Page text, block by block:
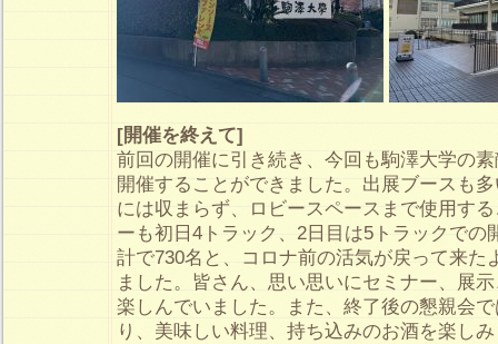
[開催を終えて]
前回の開催に引き続き、今回も駒澤大学の
開催することができました。出展ブースも
には収まらず、ロビースペースまで使用す
ーも初日4トラック、2日目は5トラックでの
計で730名と、コロナ前の活気が戻って来た
ました。皆さん、思い思いにセミナー、展
楽しんでいました。また、終了後の懇親会
り、美味しい料理、持ち込みのお酒を楽し